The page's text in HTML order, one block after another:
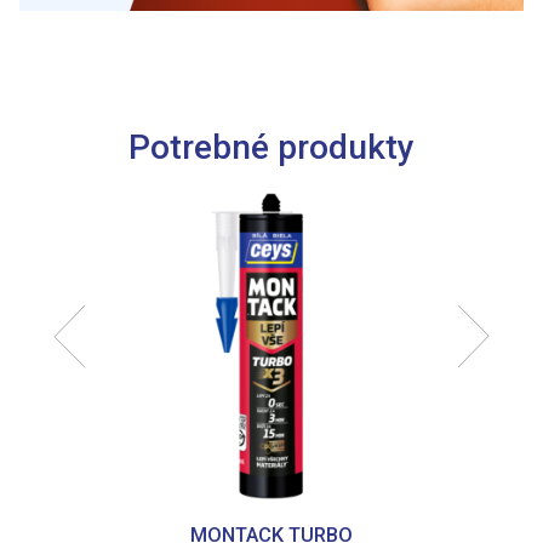
môžu príslušné informácie skombinovať s ďalšími
Potrebné produkty
MONTACK TURBO